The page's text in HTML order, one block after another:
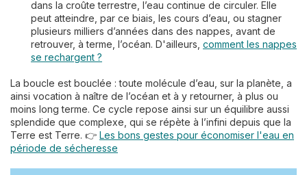
dans la croûte terrestre, l’eau continue de circuler. Elle
peut atteindre, par ce biais, les cours d’eau, ou stagner
plusieurs milliers d’années dans des nappes, avant de
retrouver, à terme, l’océan. D'ailleurs, comment les nappes
se rechargent ?
La boucle est bouclée : toute molécule d’eau, sur la planète, a
ainsi vocation à naître de l’océan et à y retourner, à plus ou
moins long terme. Ce cycle repose ainsi sur un équilibre aussi
splendide que complexe, qui se répète à l’infini depuis que la
Terre est Terre. 👉 Les bons gestes pour économiser l'eau en
période de sécheresse